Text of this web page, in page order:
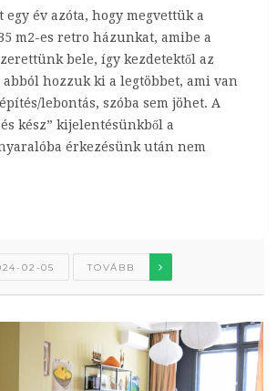
év azóta, hogy megvettük a
m2-es retro házunkat, amibe a
bele, így kezdetektől az
abból hozzuk ki a legtöbbet, ami van
lebontás, szóba sem jöhet. A
kész” kijelentésünkből a
érkezésünk után nem
02-05 TOVÁBB